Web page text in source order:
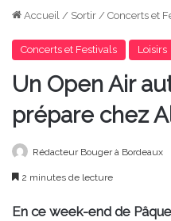
Accueil / Sortir / Concerts et
Concerts et Festivals Loisirs
Un Open Air
prépare chez
Rédacteur Bouger à Bordeaux
2 minutes de lecture
En ce week-end de